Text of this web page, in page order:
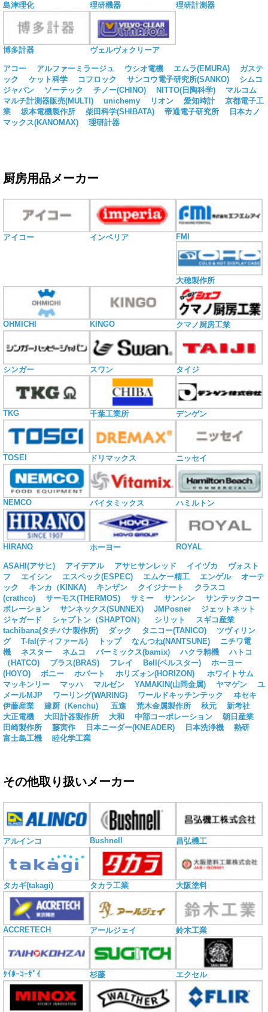
島津理化 理研機器 理研計測器
博多計器 ヴェルヴォクリーア
アコー アルファーミラージュ ウシオ電機 エムラ(EMURA)
ガステ
ック
ケット科学 コフロック サンコウ電子研究所(SANKO)
シムコ
ジャパン
ソーテック チノー(CHINO) NITTO(日陶科学)
マルコム
マルチ計測器販売(MULTI)
unichemy リオン 愛知時計
京都電子工
業
坂本電機製作所 柴田科学(SHIBATA) 帝通電子研究所
日本カノ
マックス(KANOMAX)
理研計器
厨房用品メーカー
アイコー インペリア FMI
大穂製作所
OHMICHI KINGO クマノ厨房工業
シンガー スワン タイジ
TKG 千葉工業所 デンゲン
TOSEI ドリマックス ニッセイ
NEMCO バイタミックス ハミルトン
HIRANO ホーヨー ROYAL
ASAHI(アサヒ) アイデアル アサヒサンレッド イイヅカ
ヴォスト
フ
エイシン エスペック(ESPEC) エムケー精工 エンゲル
オーテ
ック
キンカ（KINKA) キンザン クイジナート
クラスコ
(crathco)
サーモス(THERMOS) サミー サンシン
サンテックコー
ポレーション
サンネックス(SUNNEX) JMPosner
ジェットネット
ジャガード
シャプトン（SHAPTON） シリット
スギコ産業
tachibana(タチバナ製作所)
ダック タニコー(TANICO)
ツヴィリン
グ
T-fal(ティファール) トップ なんつね(NANTSUNE)
ニチワ電
機
ネスター ネムコ バーミックス(bamix) ハクラ精機
ハトコ
（HATCO)
ブラス(BRAS) フレイ Bell(ベルスター)
ホーヨー
(HOYO)
ボニー ホバート ホリズォン(HORIZON)
ホワイトサム
マッキンリー
マッハ マルゼン YAMAKIN(山岡金属) ヤマゲン
ユ
メールMJP
ワーリング(WARING) ワールドキッチンテック
ヰセキ
伊藤産業
建厨（Kenchu) 五進 荒木金属製作所 秋元
新考社
大正電機
大田計器製作所 大和 中部コーポレーション
朝日産業
田崎製作所
藤寅作 日本ニーダー(KNEADER) 日本洗浄機
熱研
富士島工機
睦化学工業
その他取り扱いメーカー
アルインコ Bushnell 昌弘機工
タカギ(takagi) タカラ工業 大阪塗料
ACCRETECH アールジェイ 鈴木工業
ﾀｲﾎｰｺｰｻﾞｲ 杉藤 エクセル